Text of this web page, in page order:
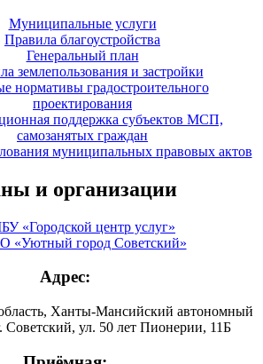
Муниципальные услуги
Правила благоустройства
Генеральный план
землепользования и застройки
нормативы градостроительного
проектирования
поддержка субъектов МСП,
самозанятых граждан
муниципальных правовых актов
и организации
«Городской центр услуг»
«Уютный город Советский»
Адрес:
Ханты-Мансийский автономный
ул. 50 лет Пионерии, 11Б